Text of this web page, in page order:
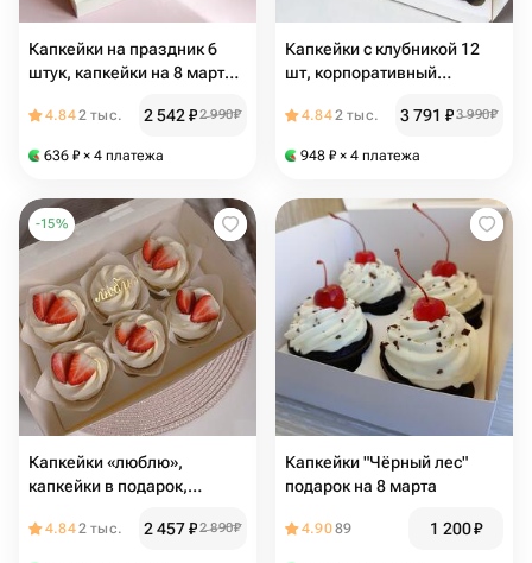
Капкейки на праздник 6
штук, капкейки на 8 марта ,
4.842 тыс. 2 542₽2 990₽
636 ₽ × 4 платежа
Капкейки с клубникой 12
шт, корпоративный
марта,капкейки на 8 марта
4.842 тыс. 3 791 ₽3 990₽
948 ₽ × 4 платежа
-15%
Капкейки «люблю»,
капкейки в подарок,
сладкий подарок
4.842 тыс. 2 457₽2 890₽
Капкейки "Чёрный лес"
подарок на 8 марта
4.9089 1 200₽